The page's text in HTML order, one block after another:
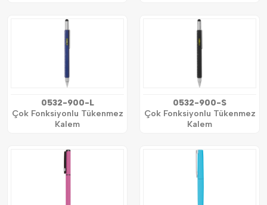
0532-900-L
Çok Fonksiyonlu Tükenmez
Kalem
0532-900-S
Çok Fonksiyonlu Tükenmez
Kalem